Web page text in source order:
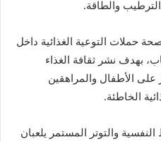
والطاقة.
حملات التوعية الغذائية داخل
بهدف نشر ثقافة الغذاء
على الأطفال والمراهقين
الخاطئة.
والتوتر المستمر يلعبان